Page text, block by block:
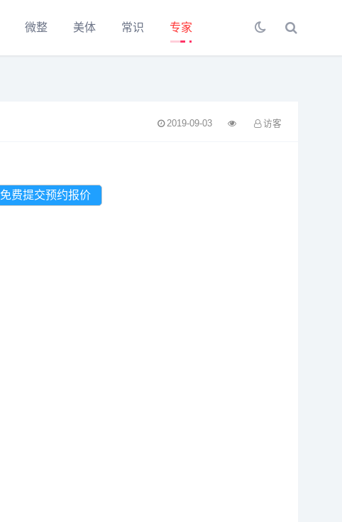
微整 美体 常识 专家
2019-09-03 访客